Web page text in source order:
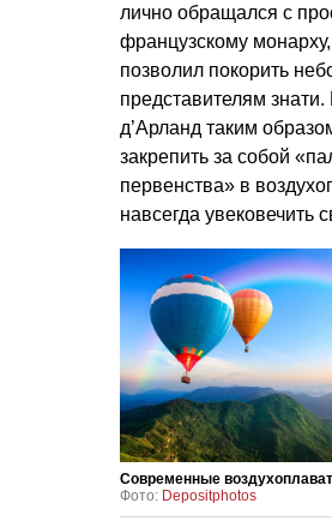
лично обращался с
французскому
позволил покорить
представителям
д’Арланд таким
закрепить за собой
первенства» в
навсегда увековечить
Современные
Фото: Depositphotos